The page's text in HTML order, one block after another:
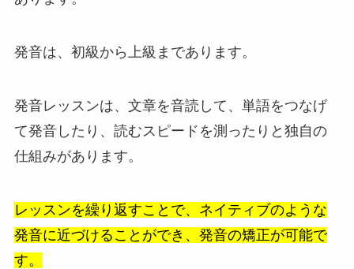
発音は、初級から上級まであります。
発音レッスンは、文章を音読して、単語をつなげ
て発音したり、読むスピードを測ったりと独自の
仕組みがあります。
レッスンを繰り返すことで、ネイティブのような
発音に近づけることができ、発音の矯正が可能で
す。